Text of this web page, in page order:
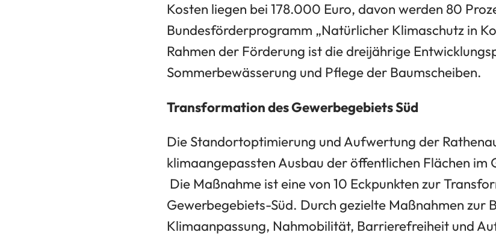
Kosten liegen bei 178.000 Euro, davon werden 80
Bundesförderprogramm „Natürlicher Klimaschutz in
Rahmen der Förderung ist die dreijährige
Sommerbewässerung und Pflege der Baumscheiben.
Transformation des Gewerbegebiets Süd
Die Standortoptimierung und Aufwertung der
klimaangepassten Ausbau der öffentlichen Flächen im
Die Maßnahme ist eine von 10 Eckpunkten zur
Gewerbegebiets-Süd. Durch gezielte Maßnahmen zur
Klimaanpassung, Nahmobilität, Barrierefreiheit und